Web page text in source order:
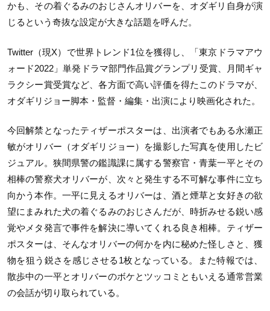
かも、その着ぐるみのおじさんオリバーを、オダギリ自身が演
じるという奇抜な設定が大きな話題を呼んだ。
Twitter （現X）で世界トレンド1位を獲得し、「東京ドラマアウ
ォード2022 」単発ドラマ部門作品賞グランプリ受賞、月間ギャ
ラクシー賞受賞など、各方面で高い評価を得たこのドラマが、
オダギリジョー脚本・監督・編集・出演により映画化された。
今回解禁となったティザーポスターは、出演者でもある永瀬正
敏がオリバー（オダギリジョー）を撮影した写真を使用したビ
ジュアル。狭間県警の鑑識課に属する警察官・青葉一平とその
相棒の警察犬オリバーが、次々と発生する不可解な事件に立ち
向かう本作。一平に見えるオリバーは、酒と煙草と女好きの欲
望にまみれた犬の着ぐるみのおじさんだが、時折みせる鋭い感
覚やメタ発言で事件を解決に導いてくれる良き相棒。ティザー
ポスターは、そんなオリバーの何かを内に秘めた怪しさと、獲
物を狙う鋭さを感じさせる 1枚となっている。また特報では、
散歩中の一平とオリバーのボケとツッコミともいえる通常営業
の会話が切り取られている。